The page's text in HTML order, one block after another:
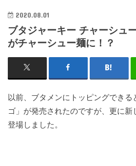
2020.08.01
ブタジャーキー チャーシュ
がチャーシュー麺に！？
以前、ブタメンにトッピングできる
ゴ」が発売されたのですが、更に新
登場しました。